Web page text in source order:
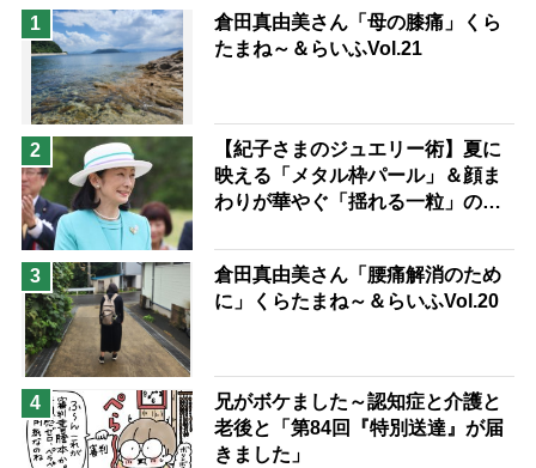
息子の遠距離介護サバイバル術
兄がボケました
便利なサービス
予防法
1
倉田真由美さん「母の膝痛」くら
たまね～＆らいふVol.21
2
【紀子さまのジュエリー術】夏に
映える「メタル枠パール」＆顔ま
わりが華やぐ「揺れる一粒」の使
3
倉田真由美さん「腰痛解消のため
に」くらたまね～＆らいふVol.20
4
兄がボケました～認知症と介護と
老後と「第84回『特別送達』が届
きました」